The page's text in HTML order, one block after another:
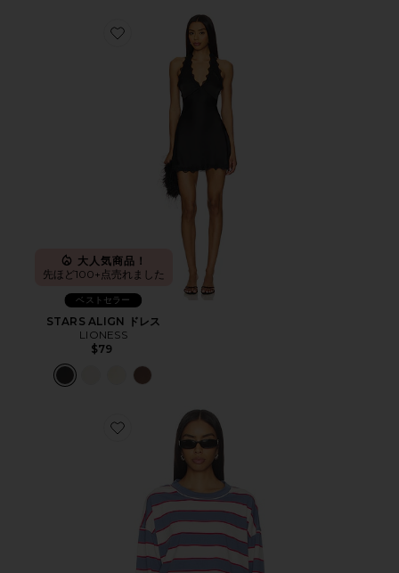
Favorite STARS ALIGN ドレス
大人気商品！
先ほど100+点売れました
ベストセラー
STARS ALIGN ドレス
LIONESS
$79
Favorite HORIZON LONG SLEEVE トップ